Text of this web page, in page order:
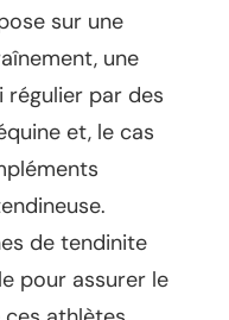
sur une
une
régulier par des
et, le cas
de tendinite
pour assurer le